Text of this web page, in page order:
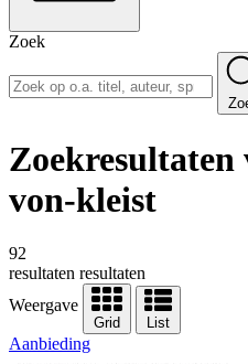
Zoek
von-kleist
92
resultaten resultaten
Weergave
Grid List
Aanbieding